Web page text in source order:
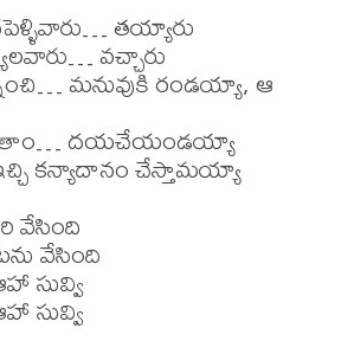
తయ్యారు
వచ్చారు
మనువుకి రండయ్యా, ఆ
దయచేయండయ్యా
కన్యాదానం చేస్తామయ్యా
వేసింది
వేసింది
సువ్వి
సువ్వి